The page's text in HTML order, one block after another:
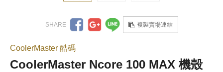
複製賣場連結
CoolerMaster 酷碼
CoolerMaster Ncore 100 MAX 機殼